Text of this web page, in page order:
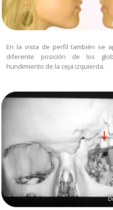
En la vista de perfil también se
diferente posición de los
hundimiento de la ceja izquierda.